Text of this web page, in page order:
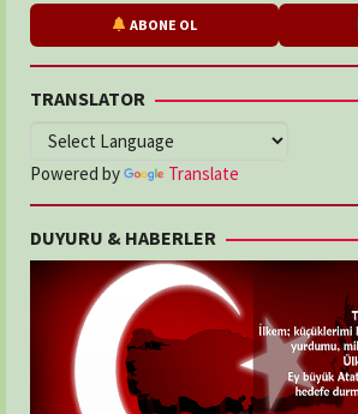
ABONE OL
TRANSLATOR
Powered by Translate
DUYURU & HABERLER